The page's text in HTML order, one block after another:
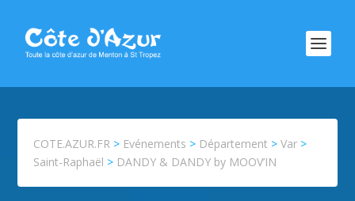
COTE.AZUR.FR > Evénements > Département >Var >
Saint-Raphaël > DANDY & DANDY by MOOV’IN